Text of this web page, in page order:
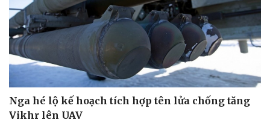
Nga hé lộ kế hoạch tích hợp tên lửa chống tăng
Vikhr lên UAV